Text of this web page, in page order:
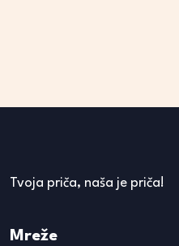
Tvoja priča, naša je priča!
Mreže